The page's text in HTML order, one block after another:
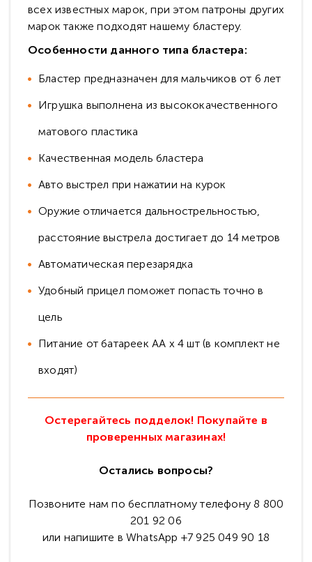
всех известных марок, при этом патроны других
марок также подходят нашему бластеру.
Особенности данного типа бластера:
Бластер предназначен для мальчиков от 6 лет
Игрушка выполнена из высококачественного
матового пластика
Качественная модель бластера
Авто выстрел при нажатии на курок
Оружие отличается дальнострельностью,
расстояние выстрела достигает до 14 метров
Автоматическая перезарядка
Удобный прицел поможет попасть точно в
цель
Питание от батареек АА х 4 шт (в комплект не
входят)
Остерегайтесь подделок! Покупайте в
проверенных магазинах!
Остались вопросы?
Позвоните нам по бесплатному телефону 8 800
201 92 06
или напишите в WhatsApp +7 925 049 90 18